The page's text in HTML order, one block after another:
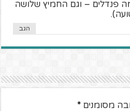
פנדלים – וגם החמיץ שלושה
הגב
מסומנים*